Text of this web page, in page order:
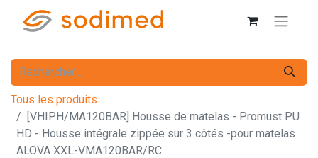
Tous les produits
[VHIPH/MA120BAR] Housse de matelas - Promust PU
HD - Housse intégrale zippée sur 3 côtés -pour matelas
ALOVA XXL-VMA120BAR/RC